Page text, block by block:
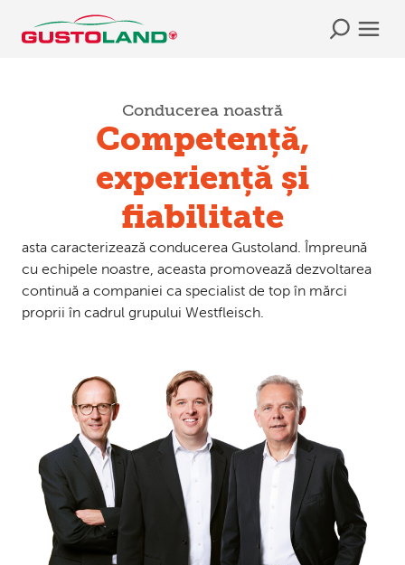
Conducerea noastră
Competență,
experiență și
fiabilitate
asta caracterizează conducerea Gustoland. Împreună
cu echipele noastre, aceasta promovează dezvoltarea
continuă a companiei ca specialist de top în mărci
proprii în cadrul grupului Westfleisch.